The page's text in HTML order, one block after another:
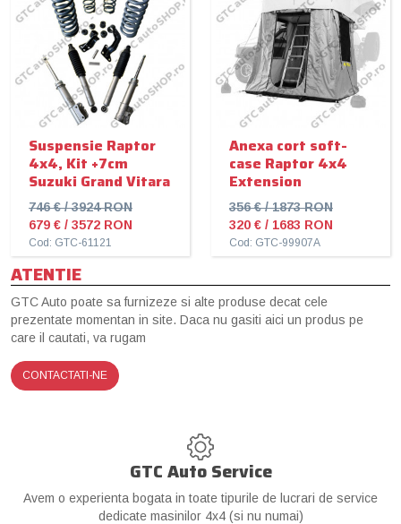
Suspensie Raptor
4x4, Kit +7cm
Suzuki Grand Vitara
746 € / 3924 RON
679 € / 3572 RON
Cod: GTC-61121
Anexa cort soft-
case Raptor 4x4
Extension
356 € / 1873 RON
320 € / 1683 RON
Cod: GTC-99907A
ATENTIE
GTC Auto poate sa furnizeze si alte produse decat cele
prezentate momentan in site. Daca nu gasiti aici un produs pe
care il cautati, va rugam
CONTACTATI-NE
GTC Auto Service
Avem o experienta bogata in toate tipurile de lucrari de service
dedicate masinilor 4x4 (si nu numai)